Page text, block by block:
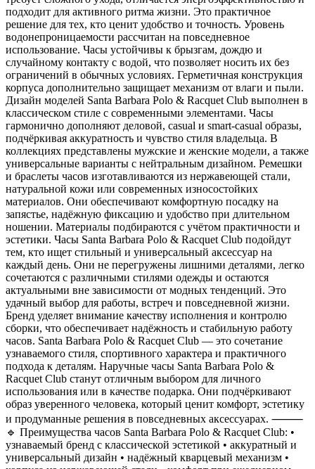
подходит для активного ритма жизни. Это практичное
решение для тех, кто ценит удобство и точность. Уровень
водонепроницаемости рассчитан на повседневное
использование. Часы устойчивы к брызгам, дождю и
случайному контакту с водой, что позволяет носить их без
ограничений в обычных условиях. Герметичная конструкция
корпуса дополнительно защищает механизм от влаги и пыли.
Дизайн моделей Santa Barbara Polo & Racquet Club выполнен в
классическом стиле с современными элементами. Часы
гармонично дополняют деловой, casual и smart-casual образы,
подчёркивая аккуратность и чувство стиля владельца. В
коллекциях представлены мужские и женские модели, а также
универсальные варианты с нейтральным дизайном. Ремешки
и браслеты часов изготавливаются из нержавеющей стали,
натуральной кожи или современных износостойких
материалов. Они обеспечивают комфортную посадку на
запястье, надёжную фиксацию и удобство при длительном
ношении. Материалы подбираются с учётом практичности и
эстетики. Часы Santa Barbara Polo & Racquet Club подойдут
тем, кто ищет стильный и универсальный аксессуар на
каждый день. Они не перегружены лишними деталями, легко
сочетаются с различными стилями одежды и остаются
актуальными вне зависимости от модных тенденций. Это
удачный выбор для работы, встреч и повседневной жизни.
Бренд уделяет внимание качеству исполнения и контролю
сборки, что обеспечивает надёжность и стабильную работу
часов. Santa Barbara Polo & Racquet Club — это сочетание
узнаваемого стиля, спортивного характера и практичного
подхода к деталям. Наручные часы Santa Barbara Polo &
Racquet Club станут отличным выбором для личного
использования или в качестве подарка. Они подчёркивают
образ уверенного человека, который ценит комфорт, эстетику
и продуманные решения в повседневных аксессуарах. ⸻
🔹 Преимущества часов Santa Barbara Polo & Racquet Club: •
узнаваемый бренд с классической эстетикой • аккуратный и
универсальный дизайн • надёжный кварцевый механизм •